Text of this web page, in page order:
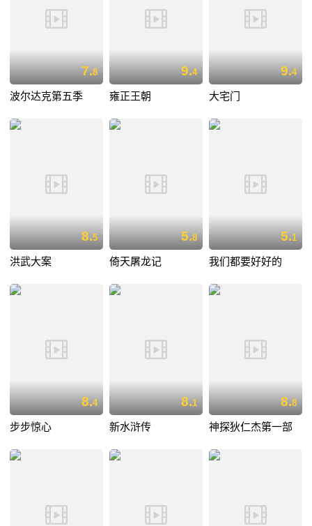
7.8
波尔达克第五季
9.4
雍正王朝
9.4
大宅门
8.5
洪武大案
5.8
倚天屠龙记
5.1
我们都要好好的
8.4
步步惊心
8.1
新水浒传
8.8
神探狄仁杰第一部